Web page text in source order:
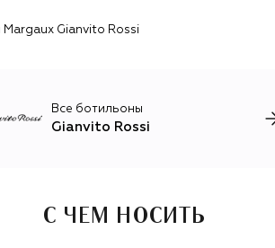
Gianvito Rossi
Все ботильоны
Gianvito Rossi
С ЧЕМ НОСИТЬ